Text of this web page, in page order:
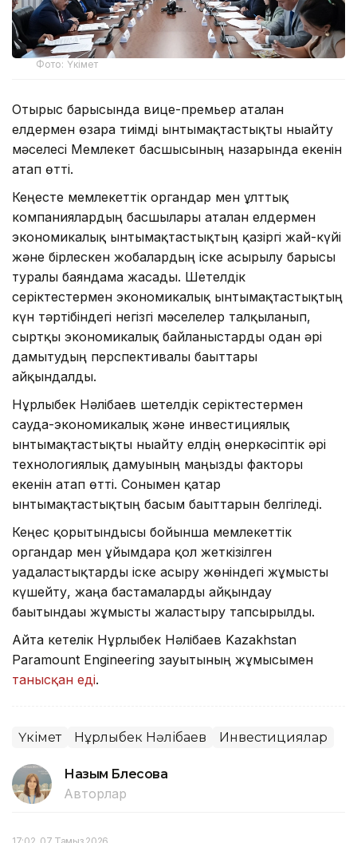
Фото: Үкімет
Отырыс барысында вице-премьер аталған
елдермен өзара тиімді ынтымақтастықты нығайту
мәселесі Мемлекет басшысының назарында екенін
атап өтті.
Кеңесте мемлекеттік органдар мен ұлттық
компаниялардың басшылары аталған елдермен
экономикалық ынтымақтастықтың қазіргі жай-күйі
және бірлескен жобалардың іске асырылу барысы
туралы баяндама жасады. Шетелдік
серіктестермен экономикалық ынтымақтастықтың
күн тәртібіндегі негізгі мәселелер талқыланып,
сыртқы экономикалық байланыстарды одан әрі
дамытудың перспективалы бағыттары
айқындалды.
Нұрлыбек Нәлібаев шетелдік серіктестермен
сауда-экономикалық және инвестициялық
ынтымақтастықты нығайту елдің өнеркәсіптік әрі
технологиялық дамуының маңызды факторы
екенін атап өтті. Сонымен қатар
ынтымақтастықтың басым бағыттарын белгіледі.
Кеңес қорытындысы бойынша мемлекеттік
органдар мен ұйымдарға қол жеткізілген
уағдаластықтарды іске асыру жөніндегі жұмысты
күшейту, жаңа бастамаларды айқындау
бағытындағы жұмысты жалғастыру тапсырылды.
Айта кетелік Нұрлыбек Нәлібаев Kazakhstan
Paramount Engineering зауытының жұмысымен
танысқан еді.
Үкімет Нұрлыбек Нәлібаев Инвестициялар
Назым Бөлесова
Авторлар